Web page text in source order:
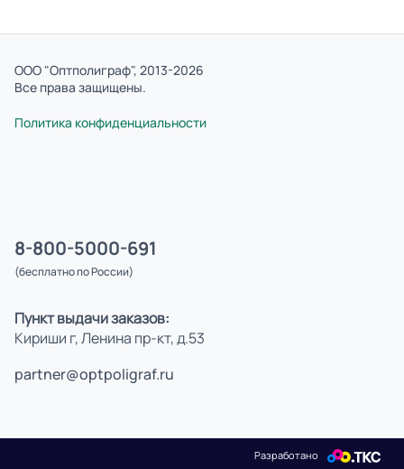
ООО "Оптполиграф", 2013-2026
Все права защищены.
Политика конфиденциальности
8-800-5000-691
(бесплатно по России)
Пункт выдачи заказов:
Кириши г, Ленина пр-кт, д.53
partner@optpoligraf.ru
Разработано